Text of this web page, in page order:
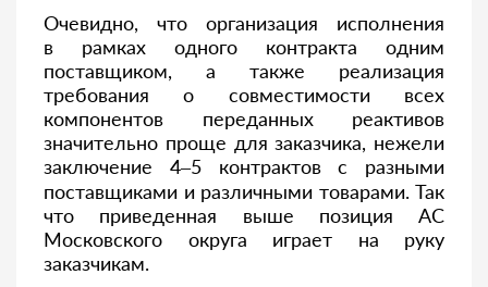
Очевидно, что организация исполнения
в рамках одного контракта одним
поставщиком, а также реализация
требования о совместимости всех
компонентов переданных реактивов
значительно проще для заказчика, нежели
заключение 4–5 контрактов с разными
поставщиками и различными товарами. Так
что приведенная выше позиция АС
Московского округа играет на руку
заказчикам.